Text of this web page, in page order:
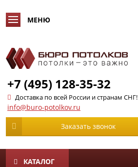
+7 (495) 128-35-32
Доставка по всей России и странам СНГ!
info@buro-potolkov.ru
Заказать звонок
КАТАЛОГ